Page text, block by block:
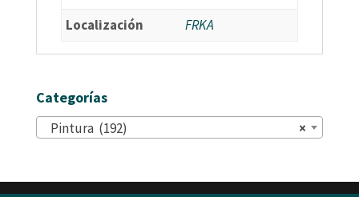
Localización
FRKA
Categorías
×
Pintura (192)